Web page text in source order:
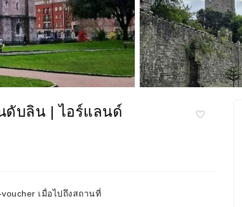
ดับลิน | ไอร์แลนด์
เมื่อไปถึงสถานที่